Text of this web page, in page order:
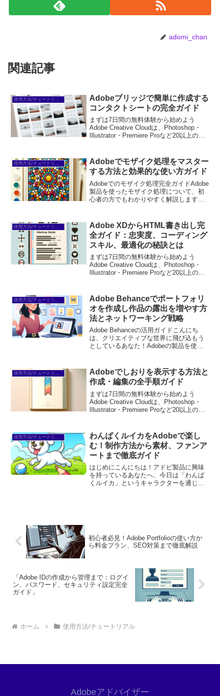
adomi_chan
関連記事
使用方法/チュートリアル
Adobeブリッジで簡単に作成する
コンタクトシートの完全ガイド
まずは7日間の無料体験から始めよう
Adobe Creative Cloudは、Photoshop・
Illustrator・Premiere Proなど20以上のア
→※...
Adobeでモザイク処理をマスター
する方法と効果的な使い方ガイド
Adobeでのモザイク処理完全ガイドAdobe
製品を使ったモザイク処理について、初
心者の方でもわかりやすく解説します！
な技術です。この記事では、Adobe
Photos...
Adobe XDからHTML書き出し完
全ガイド：忠実度、コーディング
スキル、最適化の秘訣とは
まずは7日間の無料体験から始めよう
Adobe Creative Cloudは、Photoshop・
Illustrator・Premiere Proなど20以上のア
→※...
使用方法/チュートリアル
Adobe Behanceでポートフォリ
オを作成し作品の露出を増やす方
法とネットワーキング戦略
Adobe Behanceの活用ガイドこんにち
は、クリエイティブな世界に飛び込もう
としているあなた！Adobeの製品を使っ
ラットフォームです。この記事では、
Beh...
使用方法/チュートリアル
Adobeでしおりを表示する方法と
作成・編集の全手順ガイド
まずは7日間の無料体験から始めよう
Adobe Creative Cloudは、Photoshop・
Illustrator・Premiere Proなど20以上のア
→※...
わんぱくルイカをAdobeで楽し
む！制作方法から素材、ファンア
ートまで徹底ガイド
はじめにこんにちは！アドビ製品に興味
を持っているあなたへ、今日は「わんぱ
くルイカ」というキャラクターを通じ
初心者必見！Adobe Portfolioの使い方か
ら料金プラン、SEO対策まで徹底解説
「Adobe IDの作成から管理まで：ログイ
ン、パスワード、セキュリティ設定完全
ガイド」
ホーム 使用方法/チュートリアル
Adobeアドバイザー